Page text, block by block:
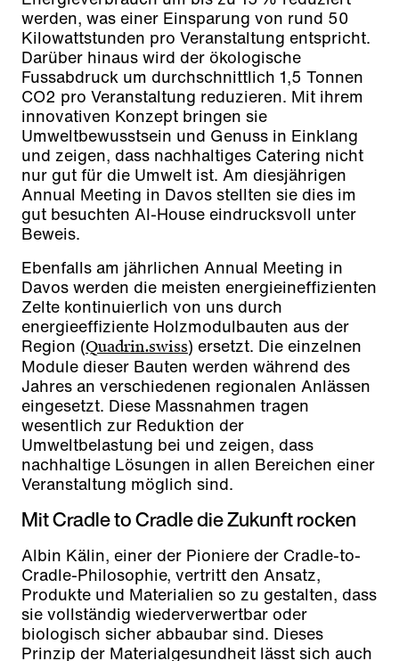
werden, was einer Einsparung von rund 50
Kilowattstunden pro Veranstaltung entspricht.
Darüber hinaus wird der ökologische
Fussabdruck um durchschnittlich 1,5 Tonnen
CO2 pro Veranstaltung reduzieren. Mit ihrem
innovativen Konzept bringen sie
Umweltbewusstsein und Genuss in Einklang
und zeigen, dass nachhaltiges Catering nicht
nur gut für die Umwelt ist. Am diesjährigen
Annual Meeting in Davos stellten sie dies im
gut besuchten AI-House eindrucksvoll unter
Beweis.
Ebenfalls am jährlichen Annual Meeting in
Davos werden die meisten energieineffizienten
Zelte kontinuierlich von uns durch
energieeffiziente Holzmodulbauten aus der
Region (Quadrin.swiss) ersetzt. Die einzelnen
Module dieser Bauten werden während des
Jahres an verschiedenen regionalen Anlässen
eingesetzt. Diese Massnahmen tragen
wesentlich zur Reduktion der
Umweltbelastung bei und zeigen, dass
nachhaltige Lösungen in allen Bereichen einer
Veranstaltung möglich sind.
Mit Cradle to Cradle die Zukunft rocken
Albin Kälin, einer der Pioniere der Cradle-to-
Cradle-Philosophie, vertritt den Ansatz,
Produkte und Materialien so zu gestalten, dass
sie vollständig wiederverwertbar oder
biologisch sicher abbaubar sind. Dieses
Prinzip der Materialgesundheit lässt sich auch